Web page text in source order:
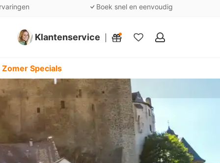
Boek snel en eenvoudig
Klantenservice
Mijn
Specials